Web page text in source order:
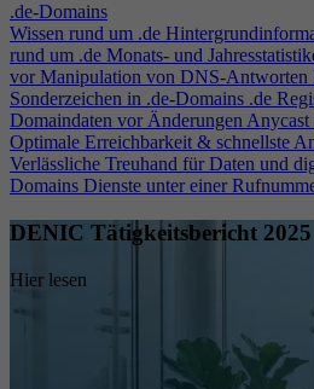
.de-Domains
Wissen rund um .de
rund um .de Monats- und
vor Manipulation von DNS-Antworten
Sonderzeichen in .de-Domains .de
Domaindaten vor Änderungen
Optimale Erreichbarkeit & schnellste
Verlässliche Treuhand für Daten und
Domains Dienste unter einer
DENIC Tätigkeitsbericht 2025
Hier lesen